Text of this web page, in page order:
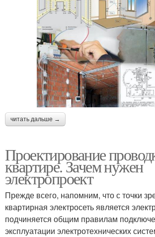
читать дальше →
Проектирование
квартире. Зачем нужен
электропроект
Прежде всего, напомним, что с точки
квартирная электросеть является
подчиняется общим правилам
эксплуатации электротехнических